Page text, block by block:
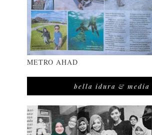
METRO AHAD
bella idura & media